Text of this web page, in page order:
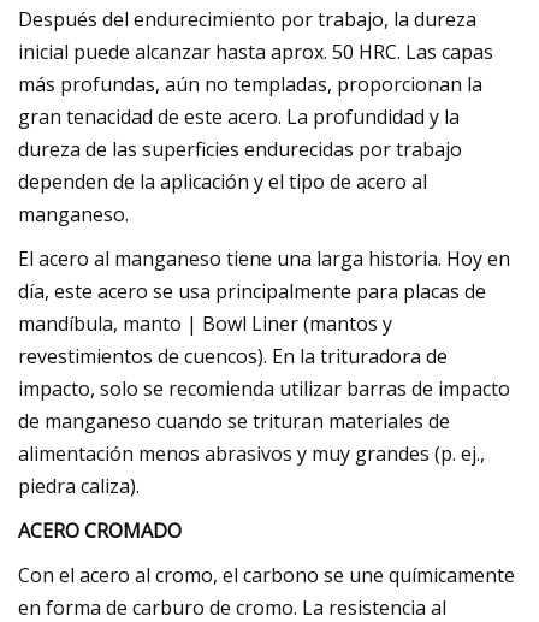
Después del endurecimiento por trabajo, la dureza
inicial puede alcanzar hasta aprox. 50 HRC. Las capas
más profundas, aún no templadas, proporcionan la
gran tenacidad de este acero. La profundidad y la
dureza de las superficies endurecidas por trabajo
dependen de la aplicación y el tipo de acero al
manganeso.
El acero al manganeso tiene una larga historia. Hoy en
día, este acero se usa principalmente para placas de
mandíbula, manto | Bowl Liner (mantos y
revestimientos de cuencos). En la trituradora de
impacto, solo se recomienda utilizar barras de impacto
de manganeso cuando se trituran materiales de
alimentación menos abrasivos y muy grandes (p. ej.,
piedra caliza).
ACERO CROMADO
Con el acero al cromo, el carbono se une químicamente
en forma de carburo de cromo. La resistencia al